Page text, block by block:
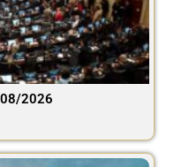
08/2026